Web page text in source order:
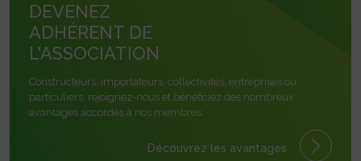
DEVENEZ
ADHÉRENT DE
L'ASSOCIATION
Constructeurs, importateurs, collectivités, entreprises ou
particuliers, rejoignez-nous et bénéficiez des nombreux
avantages accordés à nos membres.
Découvrez les avantages